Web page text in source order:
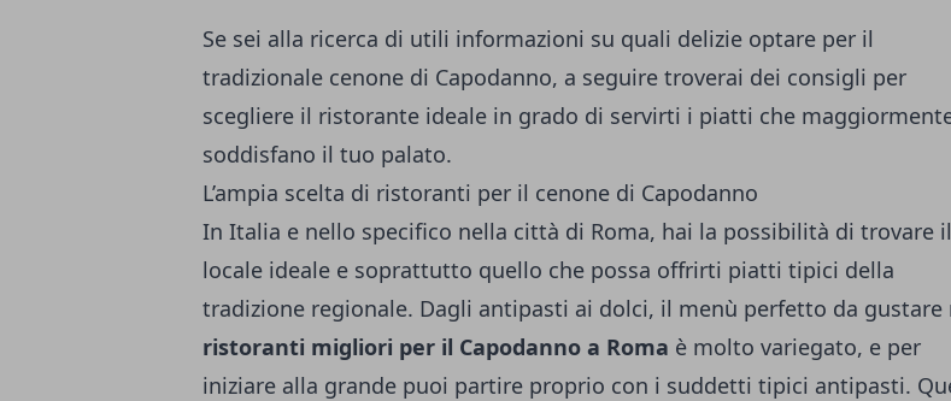
Se sei alla ricerca di utili informazioni su quali delizie optare per il
tradizionale cenone di Capodanno, a seguire troverai dei consigli per
scegliere il ristorante ideale in grado di servirti i piatti che
soddisfano il tuo palato.
L’ampia scelta di ristoranti per il cenone di Capodanno
In Italia e nello specifico nella città di Roma, hai la possibilità di trovare il
locale ideale e soprattutto quello che possa offrirti piatti tipici della
tradizione regionale. Dagli antipasti ai dolci, il menù perfetto da gustare
ristoranti migliori per il Capodanno a Roma è molto variegato, e per
iniziare alla grande puoi partire proprio con i suddetti tipici antipasti.